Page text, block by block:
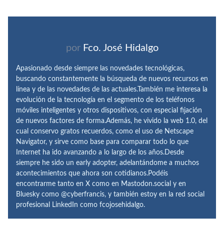
por Fco. José Hidalgo
Apasionado desde siempre las novedades tecnológicas,
buscando constantemente la búsqueda de nuevos recursos en
línea y de las novedades de las actuales.También me interesa la
evolución de la tecnología en el segmento de los teléfonos
móviles inteligentes y otros dispositivos, con especial fijación
de nuevos factores de forma.Además, he vivido la web 1.0, del
cual conservo gratos recuerdos, como el uso de Netscape
Navigator, y sirve como base para comparar todo lo que
Internet ha ido avanzando a lo largo de los años.Desde
siempre he sido un early adopter, adelantándome a muchos
acontecimientos que ahora son cotidianos.Podéis
encontrarme tanto en X como en Mastodon.social y en
Bluesky como @cyberfrancis, y también estoy en la red social
profesional LinkedIn como fcojosehidalgo.